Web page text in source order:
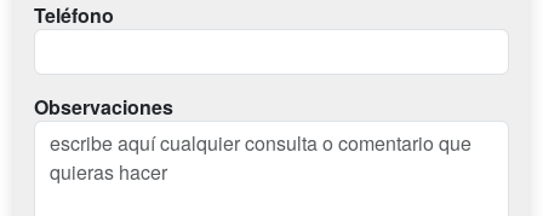
Teléfono
Observaciones